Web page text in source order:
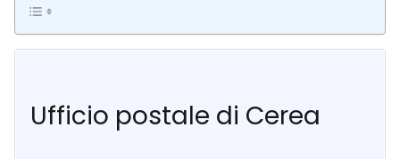
Ufficio postale di Cerea